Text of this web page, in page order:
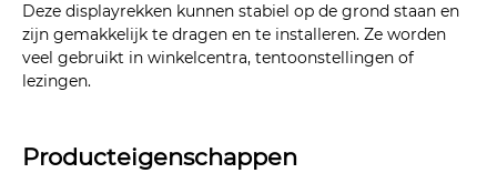
Deze displayrekken kunnen stabiel op de grond staan ​​en
zijn gemakkelijk te dragen en te installeren. Ze worden
veel gebruikt in winkelcentra, tentoonstellingen of
lezingen.
Producteigenschappen